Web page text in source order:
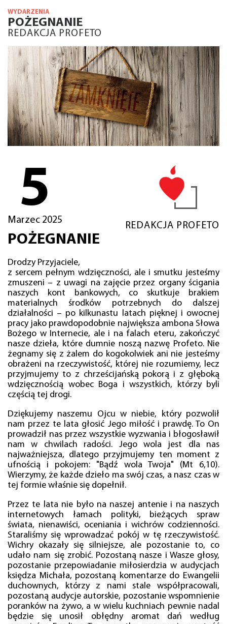
WYDARZENIA
POŻEGNANIE
REDAKCJA PROFETO
5
Marzec 2025
REDAKCJA PROFETO
POŻEGNANIE
Drodzy Przyjaciele,
z sercem pełnym wdzięczności, ale i smutku jesteśmy
zmuszeni – z uwagi na zajęcie przez organy ścigania
naszych kont bankowych, co skutkuje brakiem
materialnych środków potrzebnych do dalszej
działalności – po kilkunastu latach pięknej i owocnej
pracy jako prawdopodobnie największa ambona Słowa
Bożego w Internecie, ale i na falach eteru, zakończyć
nasze dzieła, które dumnie noszą nazwę Profeto. Nie
żegnamy się z żalem do kogokolwiek ani nie jesteśmy
obrażeni na rzeczywistość, której nie rozumiemy, lecz
przyjmujemy to z chrześcijańską pokorą i z głęboką
wdzięcznością wobec Boga i wszystkich, którzy byli
częścią tej drogi.
Dziękujemy naszemu Ojcu w niebie, który pozwolił
nam przez te lata głosić Jego miłość i prawdę. To On
prowadził nas przez wszystkie wyzwania i błogosławił
nam w chwilach radości. Jego wola jest dla nas
najważniejsza, dlatego przyjmujemy ten moment z
ufnością i pokojem: "Bądź wola Twoja" (Mt 6,10).
Wierzymy, że każde dzieło ma swój czas, a nasz czas w
tej formie właśnie się dopełnił.
Przez te lata nie było na naszej antenie i na naszych
internetowych łamach polityki, bieżących spraw
świata, nienawiści, oceniania i wichrów codzienności.
Staraliśmy się wprowadzać pokój w tę rzeczywistość.
Wichry okazały się silniejsze, ale pozostanie to, co
udało nam się zrobić. Pozostaną nasze i Wasze głosy,
pozostanie przepowiadanie miłosierdzia w audycjach
księdza Michała, pozostaną komentarze do Ewangelii
duchownych, którzy z nami stale współpracowali,
pozostaną audycje autorskie, pozostanie wspomnienie
poranków na żywo, a w wielu kuchniach pewnie nadal
będzie się unosił obłędny aromat dań według